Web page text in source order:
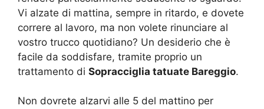
Vi alzate di mattina, sempre in ritardo, e dovete
correre al lavoro, ma non volete rinunciare al
vostro trucco quotidiano? Un desiderio che è
facile da soddisfare, tramite proprio un
trattamento di Sopracciglia tatuate Bareggio.
Non dovrete alzarvi alle 5 del mattino per